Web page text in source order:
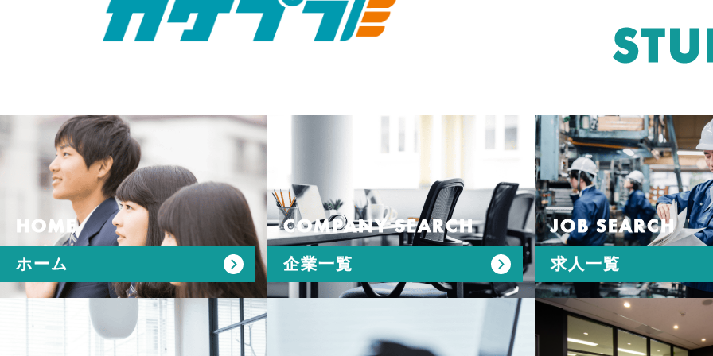
HOME
ホーム
COMPANY SEARCH
企業一覧
JOB SEARCH
求人一覧